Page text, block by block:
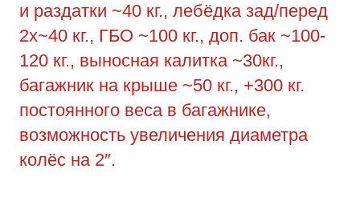
и раздатки ~40 кг., лебёдка зад/перед
2х~40 кг., ГБО ~100 кг., доп. бак ~100-
120 кг., выносная калитка ~30кг.,
багажник на крыше ~50 кг., +300 кг.
постоянного веса в багажнике,
возможность увеличения диаметра
колёс на 2″.